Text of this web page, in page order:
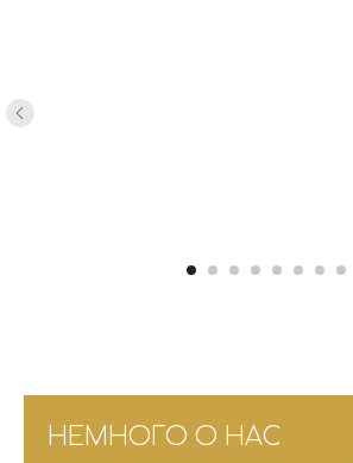
НЕМНОГО О НАС